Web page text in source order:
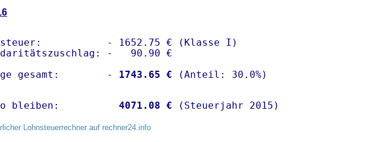
- 1652.75 € (Klasse I)
-   90.90 €
gesamt:        -
1743.65 €
bleiben: 4071.08 € (Steuerjahr 2015)
Lohnsteuerrechner auf rechner24.info